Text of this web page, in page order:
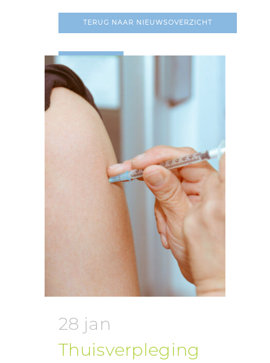
TERUG NAAR NIEUWSOVERZICHT
LEES MEER
28 jan
Thuisverpleging